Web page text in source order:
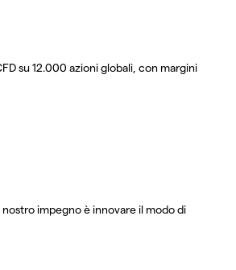
su 12.000 azioni globali, con margini
impegno è innovare il modo di